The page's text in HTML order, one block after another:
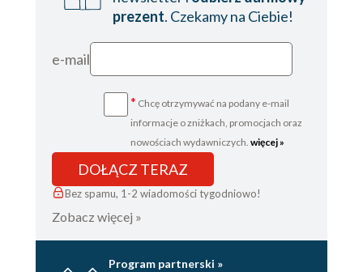
prezent. Czekamy na Ciebie!
e-mail
* Chcę otrzymywać na podany e-mail
informacje o zniżkach, promocjach oraz
nowościach wydawniczych. więcej »
DOŁĄCZ TERAZ
Bez spamu, 1-2 wiadomości tygodniowo!
Zobacz więcej »
Program partnerski »